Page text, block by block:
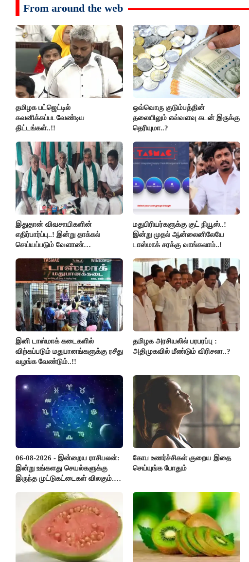
From around the web
தமிழக பட்ஜெட்டில்
கவனிக்கப்படவேண்டிய
திட்டங்கள்..!!
ஒவ்வொரு குடும்பத்தின்
தலையிலும் எவ்வளவு கடன் இருக்கு
தெரியுமா..?
இதுதான் விவசாயிகளின்
எதிர்பார்ப்பு..! இன்று தாக்கல்
செய்யப்படும் வேளாண்
கோரிக்கை!
மதுபிரியர்களுக்கு குட் நியூஸ்..!
இன்று முதல் ஆன்லைனிலேயே
டாஸ்மாக் சரக்கு வாங்கலாம்..!
இனி டாஸ்மாக் கடைகளில்
விற்கப்படும் மதுபானங்களுக்கு ரசீது
வழங்க வேண்டும்..!!
தமிழக அரசியலில் பரபரப்பு :
அதிமுகவில் மீண்டும் விரிசலா..?
06-08-2026 - இன்றைய ராசிபலன்:
இன்று உங்களது செயல்களுக்கு
இருந்த முட்டுகட்டைகள் விலகும்.
பணவரத்து கூடும்..!
கோப உணர்ச்சிகள் குறைய இதை
செய்யுங்க போதும்